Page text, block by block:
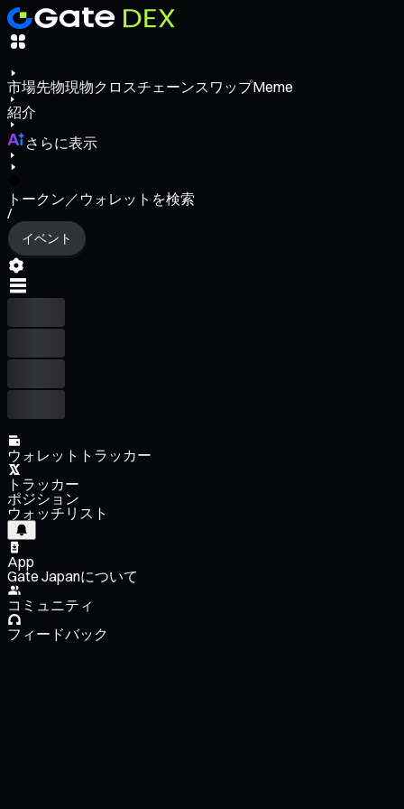
市場先物現物クロスチェーンスワップMeme
紹介
さらに表示
トークン／ウォレットを検索
/
イベント
ウォレットトラッカー
トラッカー
ポジション
ウォッチリスト
App
Gate Japanについて
コミュニティ
フィードバック